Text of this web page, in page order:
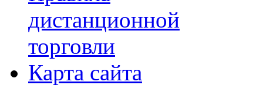
дистанционной
торговли
Карта сайта